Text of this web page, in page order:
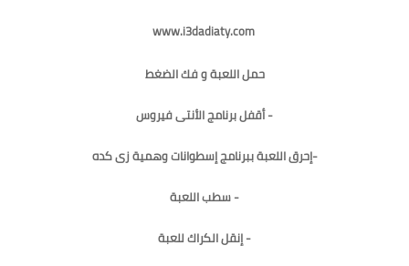
www.i3dadiaty.com
حمل اللعبة و فك الضغط
- أقفل برنامج الأنتى فيروس
-إحرق اللعبة ببرنامج إسطوانات وهمية زى كده
- سطب اللعبة
- إنقل الكراك للعبة